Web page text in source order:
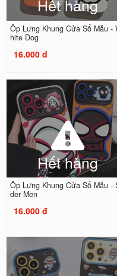
Hết hàng
Ốp Lưng Khung Cửa Sổ Mẫu -
hite Dog
16.000 đ
Hết hàng
Ốp Lưng Khung Cửa Sổ Mẫu -
der Men
16.000 đ